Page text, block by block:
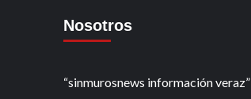
Nosotros
“sinmurosnews información veraz”